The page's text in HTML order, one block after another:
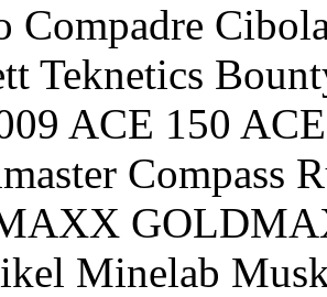
Compadre
Teknetics
ACE 150
Compass
Minelab